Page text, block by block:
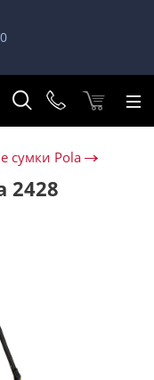
сумки Pola
2428